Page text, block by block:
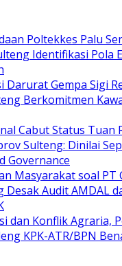
Poltekkes Palu
Identifikasi Pola
Darurat Gempa Sigi
Berkomitmen
Cabut Status Tuan
Sulteng: Dinilai
Governance
Masyarakat soal PT
Desak Audit AMDAL
dan Konflik Agraria,
KPK-ATR/BPN